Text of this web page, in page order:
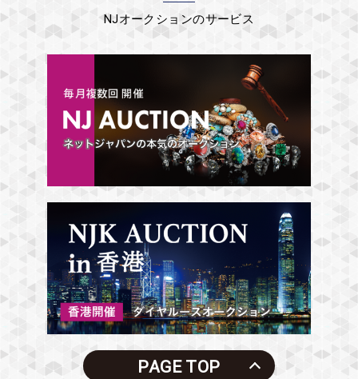
NJオークションのサービス
PAGE TOP